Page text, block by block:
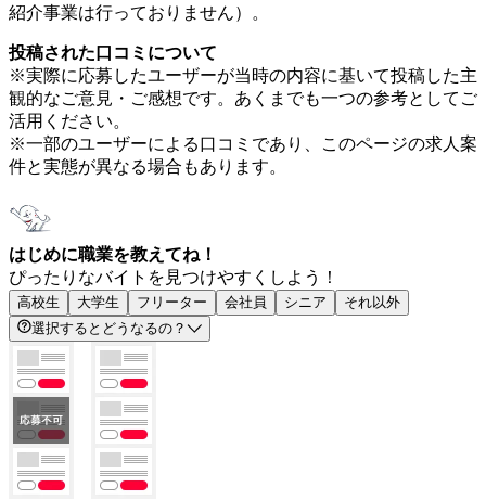
紹介事業は行っておりません）。
投稿された口コミについて
※実際に応募したユーザーが当時の内容に基いて投稿した主
観的なご意見・ご感想です。あくまでも一つの参考としてご
活用ください。
※一部のユーザーによる口コミであり、このページの求人案
件と実態が異なる場合もあります。
はじめに職業を教えてね！
ぴったりなバイトを見つけやすくしよう！
高校生 大学生 フリーター 会社員 シニア
それ以外
選択するとどうなるの？